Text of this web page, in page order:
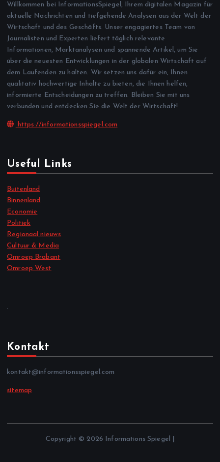
Willkommen bei InformationsSpiegel, Ihrem digitalen Magazin für
aktuelle Nachrichten und tiefgehende Analysen aus der Welt der
Wirtschaft und des Geschäfts. Unser engagiertes Team von
Journalisten und Experten liefert täglich relevante
Informationen, Marktanalysen und spannende Artikel, um Sie
über die neuesten Entwicklungen in der globalen Wirtschaft auf
dem Laufenden zu halten. Wir setzen uns dafür ein, Ihnen
qualitativ hochwertige Inhalte zu bieten, die Ihnen helfen,
informierte Entscheidungen zu treffen. Bleiben Sie mit uns
verbunden und entdecken Sie die Welt der Wirtschaft!
https://informationsspiegel.com
Useful Links
Buitenland
Binnenland
Economie
Politiek
Regionaal nieuws
Cultuur & Media
Omroep Brabant
Omroep West
.
Kontakt
kontakt@informationsspiegel.com
sitemap
Copyright © 2026 Informations Spiegel |